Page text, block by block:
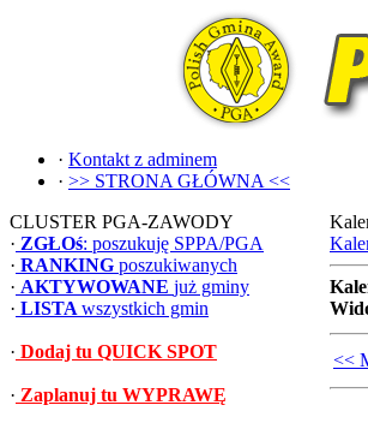
· Kontakt z adminem
· >> STRONA GŁÓWNA <<
CLUSTER PGA-ZAWODY
· ZGŁOś: poszukuję SPPA/PGA
· RANKING poszukiwanych
· AKTYWOWANE już gminy
· LISTA wszystkich gmin
· Dodaj tu QUICK SPOT
· Zaplanuj tu WYPRAWĘ
<<